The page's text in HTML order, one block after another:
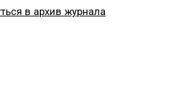
в архив журнала